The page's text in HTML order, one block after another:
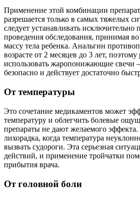
Применение этой комбинации
разрешается только в самых тяжелых
следует устанавливать исключительно
проведения обследования, принимая
массу тела ребенка. Анальгин
возрасте от 2 месяцев до 3 лет, поэтому
использовать жаропонижающие свечи
безопасно и действует достаточно
От температуры
Это сочетание медикаментов может
температуру и облегчить болевые
препараты не дают желаемого
лихорадка, когда температура
вызвать судороги. Эта серьезная
действий, и применение тройчатки
прибытия врача.
От головной боли